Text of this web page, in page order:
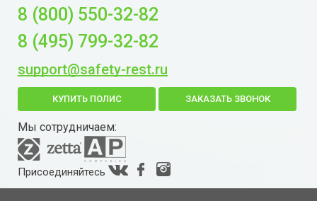
8 (800) 550-32-82
8 (495) 799-32-82
support@safety-rest.ru
КУПИТЬ ПОЛИС ЗАКАЗАТЬ ЗВОНОК
Мы сотрудничаем:
Присоединяйтесь